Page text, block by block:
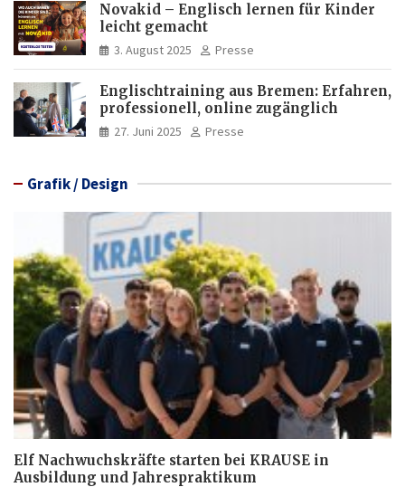
Novakid – Englisch lernen für Kinder
leicht gemacht
3. August 2025 Presse
Englischtraining aus Bremen: Erfahren,
professionell, online zugänglich
27. Juni 2025 Presse
Grafik / Design
Elf Nachwuchskräfte starten bei KRAUSE in
Ausbildung und Jahrespraktikum